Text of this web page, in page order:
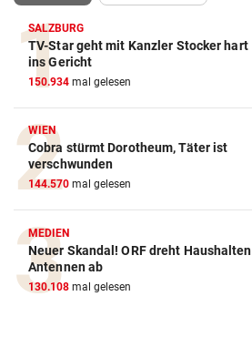
SALZBURG
TV-Star geht mit Kanzler Stocker hart
ins Gericht
150.934 mal gelesen
WIEN
Cobra stürmt Dorotheum, Täter ist
verschwunden
144.570 mal gelesen
MEDIEN
Neuer Skandal! ORF dreht Haushalten
Antennen ab
130.108 mal gelesen
Action-Cam Vergleich
Crosstrainer Vergleich
ZUM VERGLEICH